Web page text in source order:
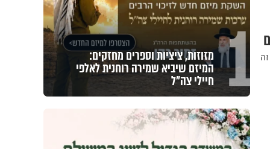
1 מזוזות, ציציות וספרים מחזקים:
המיזם שיביא שמירה רוחנית לאלפי
חיילי צה"ל